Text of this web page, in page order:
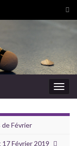
Février
Février 2019